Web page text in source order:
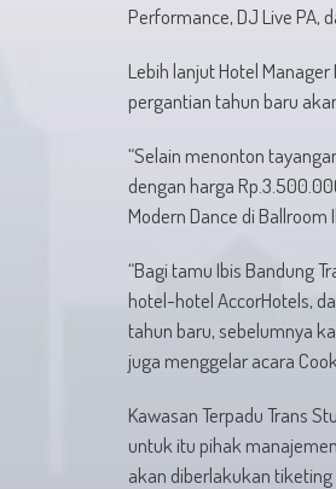
Performance, DJ Live PA,
Lebih lanjut Hotel
pergantian tahun baru
“Selain menonton
dengan harga
Modern Dance di Ballroom
“Bagi tamu Ibis Bandung
hotel-hotel AccorHotels,
tahun baru, sebelumnya
juga menggelar acara
Kawasan Terpadu Trans
untuk itu pihak
akan diberlakukan